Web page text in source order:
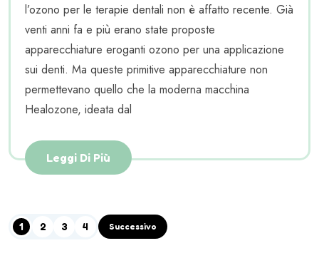
l’ozono per le terapie dentali non è affatto recente. Già
venti anni fa e più erano state proposte
apparecchiature eroganti ozono per una applicazione
sui denti. Ma queste primitive apparecchiature non
permettevano quello che la moderna macchina
Healozone, ideata dal
Leggi Di Più
1 2 3 4 Successivo